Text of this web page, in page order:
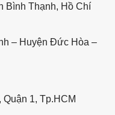
Bình Thạnh, Hồ Chí
– Huyện Đức Hòa –
Quận 1, Tp.HCM